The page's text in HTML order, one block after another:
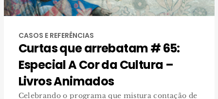
CASOS E REFERÊNCIAS
Curtas que arrebatam # 65:
Especial A Cor da Cultura –
Livros Animados
Celebrando o programa que mistura contação de